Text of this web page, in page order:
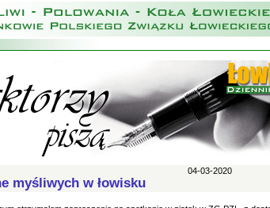
04-03-2020
myśliwych w łowisku